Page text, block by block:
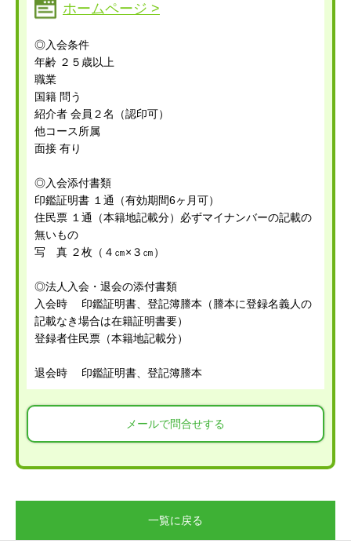
ホームページ >
◎入会条件
年齢 ２５歳以上
職業
国籍 問う
紹介者 会員２名（認印可）
他コース所属
面接 有り
◎入会添付書類
印鑑証明書 １通（有効期間6ヶ月可）
住民票 １通（本籍地記載分）必ずマイナンバーの記載の
無いもの
写 真 ２枚（４㎝×３㎝）
◎法人入会・退会の添付書類
入会時 印鑑証明書、登記簿謄本（謄本に登録名義人の
記載なき場合は在籍証明書要）
登録者住民票（本籍地記載分）
退会時 印鑑証明書、登記簿謄本
メールで問合せする
一覧に戻る